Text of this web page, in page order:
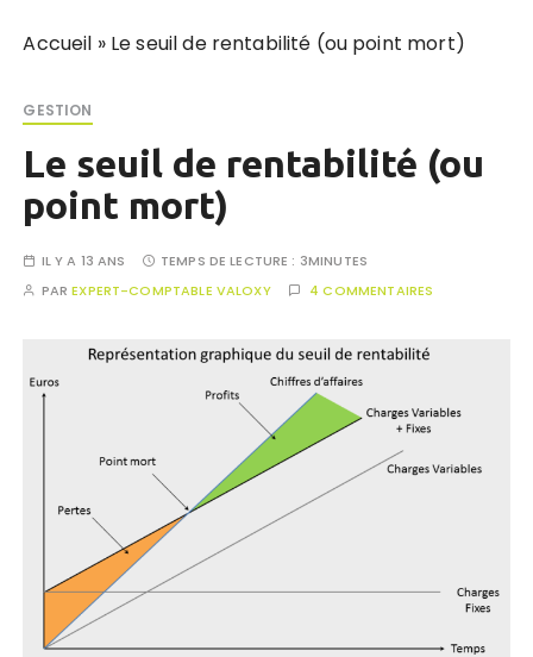
Accueil » Le seuil de rentabilité (ou point mort)
GESTION
Le seuil de rentabilité (ou
point mort)
IL Y A 13 ANS TEMPS DE LECTURE : 3MINUTES
PAREXPERT-COMPTABLE VALOXY 4 COMMENTAIRES